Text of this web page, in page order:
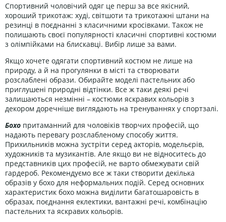
Спортивний чоловічий одяг це перш за все якісний,
хороший трикотаж: худі, світшоти та трикотажні штани на
резинці в поєднанні з класичними кросівками. Також не
полишають своєї популярності класичні спортивні костюми
з олімпійками на блискавці. Вибір лише за вами.
Якщо хочете одягати спортивний костюм не лише на
природу, а й на прогулянки в місті та створювати
розслаблені образи. Обирайте моделі пастельних або
приглушені природні відтінки. Все ж таки деякі речі
залишаються незмінні – костюми яскравих кольорів з
декором доречніше виглядають на тренуваннях у спортзалі.
Бохо притаманний для чоловіків творчих професій, що
надають перевагу розслабленому способу життя.
Прихильників можна зустріти серед акторів, модельєрів,
художників та музикантів. Але якщо ви не відноситесь до
представників цих професій, не варто обмежувати свій
гардероб. Рекомендуємо все ж таки створити декілька
образів у бохо для неформальних подій. Серед основних
характеристик бохо можна виділити багатошаровість в
образах, поєднання еклектики, вантажні речі, комбінацію
пастельних та яскравих кольорів.